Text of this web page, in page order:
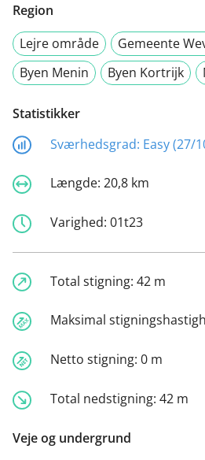
Region
Lejre område
Gemeente
Byen Menin
Byen Kortrijk
Statistikker
Sværhedsgrad: Easy (27/
Længde: 20,8 km
Varighed: 01t23
Total stigning: 42 m
Maksimal
Netto stigning: 0 m
Total nedstigning: 42 m
Veje og undergrund